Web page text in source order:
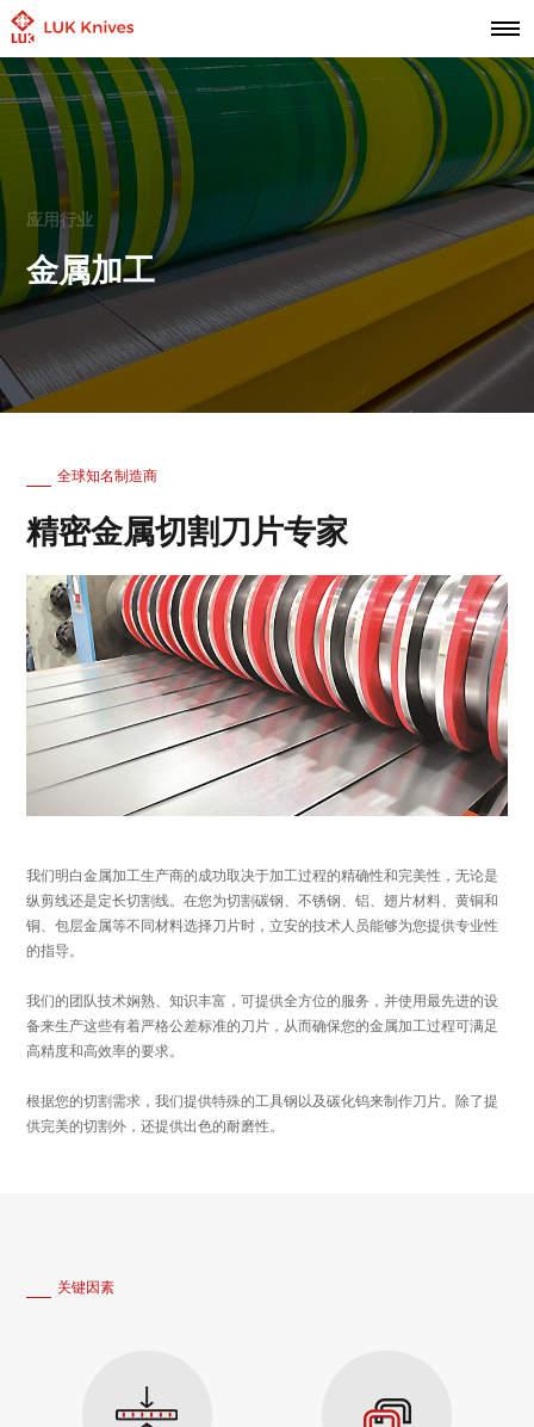
应用行业
金属加工
全球知名制造商
精密金属切割刀片专家
我们明白金属加工生产商的成功取决于加工过程的精确性和完美性，无论是
纵剪线还是定长切割线。在您为切割碳钢、不锈钢、铝、翅片材料、黄铜和
铜、包层金属等不同材料选择刀片时，立安的技术人员能够为您提供专业性
的指导。
我们的团队技术娴熟、知识丰富，可提供全方位的服务，并使用最先进的设
备来生产这些有着严格公差标准的刀片，从而确保您的金属加工过程可满足
高精度和高效率的要求。
根据您的切割需求，我们提供特殊的工具钢以及碳化钨来制作刀片。除了提
供完美的切割外，还提供出色的耐磨性。
关键因素